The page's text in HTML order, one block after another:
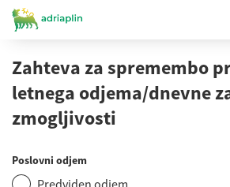
Zahteva za spremembo
letnega odjema/dnevne
zmogljivosti
Poslovni odjem
Predviden odjem